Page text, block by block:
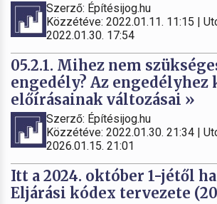
Szerző: Építésijog.hu
Közzétéve: 2022.01.11. 11:15 |
2022.01.30. 17:54
05.2.1. Mihez nem
engedély? Az
előírásainak változásai »
Szerző: Építésijog.hu
Közzétéve: 2022.01.30. 21:34 |
2026.01.15. 21:01
Itt a 2024. október 1-jétől
Eljárási kódex tervezete